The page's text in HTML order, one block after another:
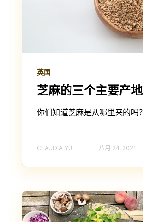
英国
芝麻的三个主要产地
你们知道芝麻是从哪里来的吗？
CLAUDIA YU 八月 24, 2021